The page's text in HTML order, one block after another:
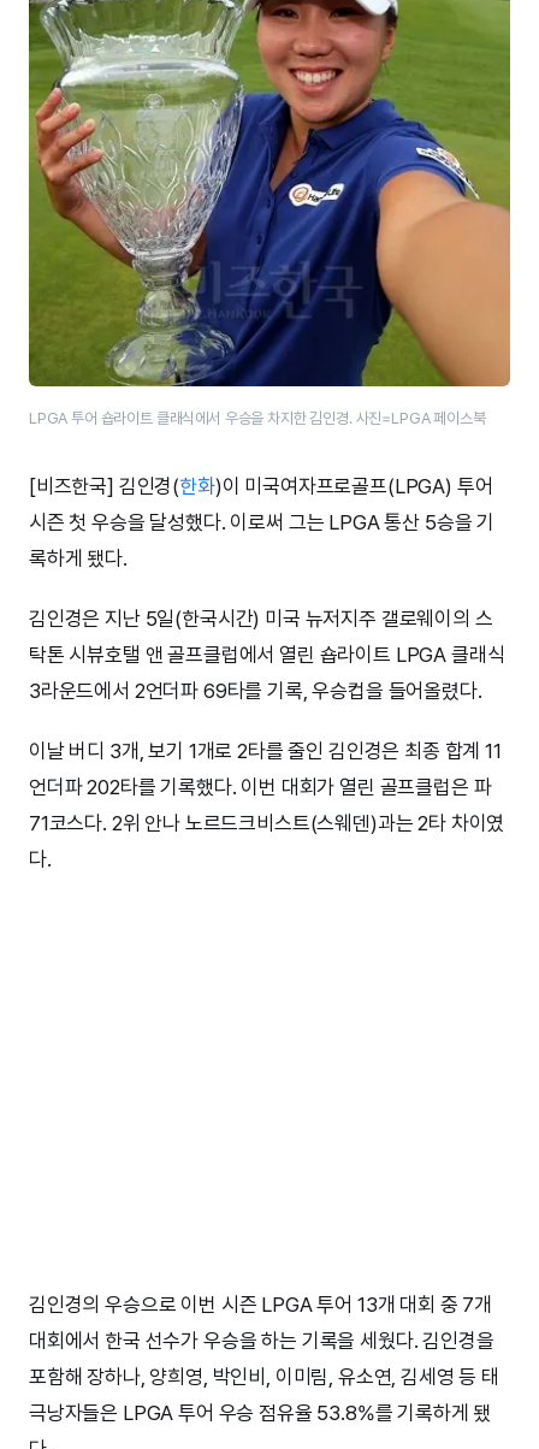
LPGA 투어 숍라이트 클래식에서 우승을 차지한 김인경. 사진=LPGA 페이스북
[비즈한국] 김인경(한화)이 미국여자프로골프(LPGA) 투어
시즌 첫 우승을 달성했다. 이로써 그는 LPGA 통산 5승을 기
록하게 됐다.
김인경은 지난 5일(한국시간) 미국 뉴저지주 갤로웨이의 스
탁톤 시뷰호탤 앤 골프클럽에서 열린 숍라이트 LPGA 클래식
3라운드에서 2언더파 69타를 기록, 우승컵을 들어올렸다.
이날 버디 3개, 보기 1개로 2타를 줄인 김인경은 최종 합계 11
언더파 202타를 기록했다. 이번 대회가 열린 골프클럽은 파
71코스다. 2위 안나 노르드크비스트(스웨덴)과는 2타 차이였
다.
김인경의 우승으로 이번 시즌 LPGA 투어 13개 대회 중 7개
대회에서 한국 선수가 우승을 하는 기록을 세웠다. 김인경을
포함해 장하나, 양희영, 박인비, 이미림, 유소연, 김세영 등 태
극낭자들은 LPGA 투어 우승 점유율 53.8%를 기록하게 됐